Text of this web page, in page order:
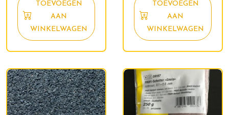
TOEVOEGEN
AAN
WINKELWAGEN
TOEVOEGEN
AAN
WINKELWAGEN